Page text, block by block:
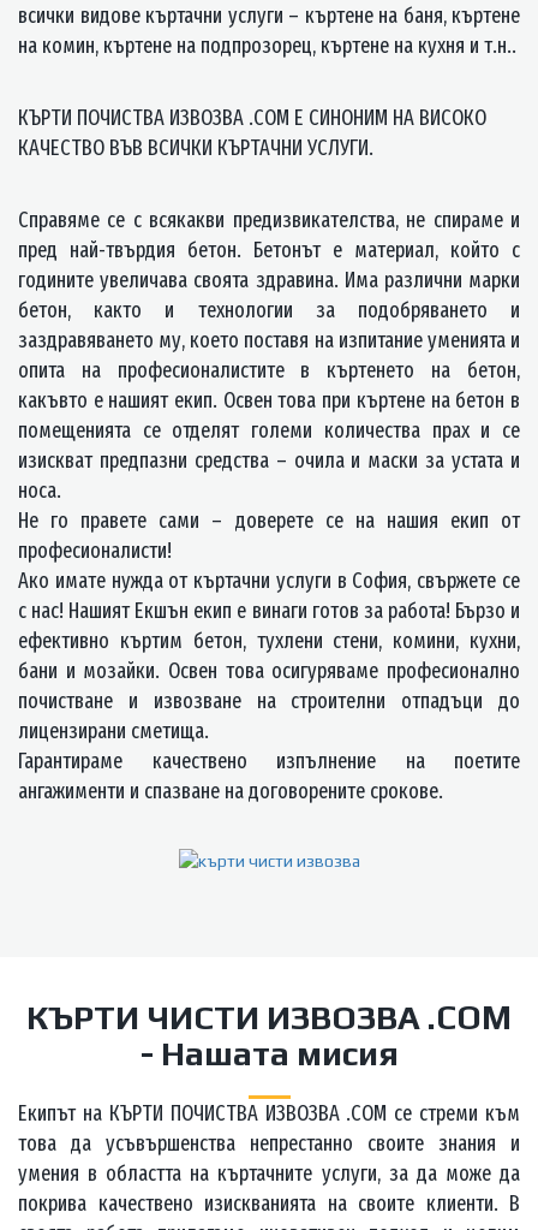
всички видове къртачни услуги – къртене на баня, къртене
на комин, къртене на подпрозорец, къртене на кухня и т.н..
КЪРТИ ПОЧИСТВА ИЗВОЗВА .COM Е СИНОНИМ НА ВИСОКО
КАЧЕСТВО ВЪВ ВСИЧКИ КЪРТАЧНИ УСЛУГИ.
Справяме се с всякакви предизвикателства, не спираме и
пред най-твърдия бетон. Бетонът е материал, който с
годините увеличава своята здравина. Има различни марки
бетон, както и технологии за подобряването и
заздравяването му, което поставя на изпитание уменията и
опита на професионалистите в къртенето на бетон,
какъвто е нашият екип. Освен това при къртене на бетон в
помещенията се отделят големи количества прах и се
изискват предпазни средства – очила и маски за устата и
носа.
Не го правете сами – доверете се на нашия екип от
професионалисти!
Ако имате нужда от къртачни услуги в София, свържете се
с нас! Нашият Екшън екип е винаги готов за работа! Бързо и
ефективно къртим бетон, тухлени стени, комини, кухни,
бани и мозайки. Освен това осигуряваме професионално
почистване и извозване на строителни отпадъци до
лицензирани сметища.
Гарантираме качествено изпълнение на поетите
ангажименти и спазване на договорените срокове.
КЪРТИ ЧИСТИ ИЗВОЗВА .COM
- Нашата мисия
Екипът на КЪРТИ ПОЧИСТВА ИЗВОЗВА .COM се стреми към
това да усъвършенства непрестанно своите знания и
умения в областта на къртачните услуги, за да може да
покрива качествено изискванията на своите клиенти. В